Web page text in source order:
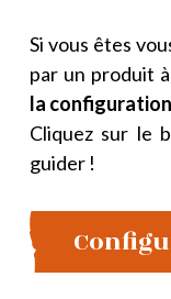
Si vous êtes
par un produit
la
Cliquez sur le
guider !